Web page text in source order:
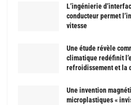
L’ingénierie
conducteur permet
vitesse
Une étude révèle
climatique redéfinit
refroidissement et la
Une invention
microplastiques «